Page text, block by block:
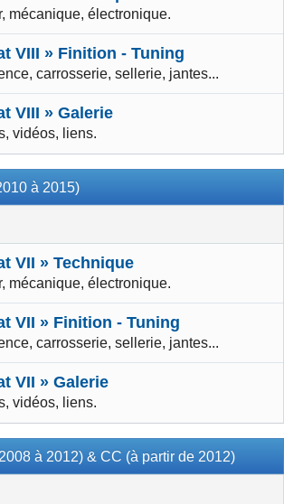
mécanique, électronique.
VIII » Finition - Tuning
carrosserie, sellerie, jantes...
VIII » Galerie
vidéos, liens.
à 2015)
VII » Technique
mécanique, électronique.
VII » Finition - Tuning
carrosserie, sellerie, jantes...
VII » Galerie
vidéos, liens.
à 2012) & CC (à partir de 2012)